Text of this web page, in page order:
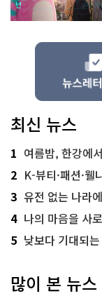
최신 뉴스
1 여름밤, 한강에
2 K-뷰티·패션·웰
3 유전 없는 나라
4 나의 마음을 사로
5 낮보다 기대되는
많이 본 뉴스